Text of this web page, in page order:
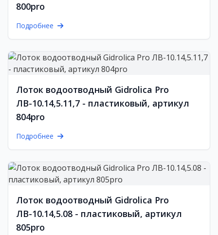
800pro
Подробнее
Лоток водоотводный Gidrolica Pro
ЛВ-10.14,5.11,7 - пластиковый, артикул
804pro
Подробнее
Лоток водоотводный Gidrolica Pro
ЛВ-10.14,5.08 - пластиковый, артикул
805pro